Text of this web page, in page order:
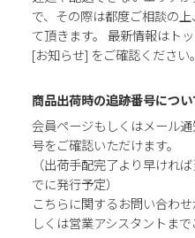
で、その際は都度ご相談の
て頂きます。 最新情報はト
[お知らせ] をご確認ください。
商品出荷時の追跡番号につい
会員ページもしくはメール
号をご確認いただけます。
（出荷手配完了より早けれ
でに発行予定）
こちらに関するお問い合わ
しくは営業アシスタントまで